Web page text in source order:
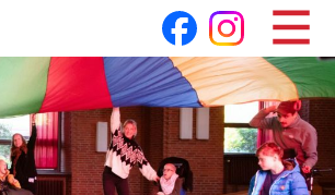
Navigation
überspringen